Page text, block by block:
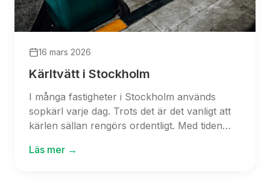
16 mars 2026
Kärltvätt i Stockholm
I många fastigheter i Stockholm används
sopkärl varje dag. Trots det är det vanligt att
kärlen sällan rengörs ordentligt. Med tiden
av kärlen vilket kan skapa både dålig lukt och
Läs mer →